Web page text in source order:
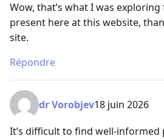
Wow, that’s what I was
present here at this website,
site.
Répondre
dr Vorobjev18 juin 2026
It’s difficult to find well-informed